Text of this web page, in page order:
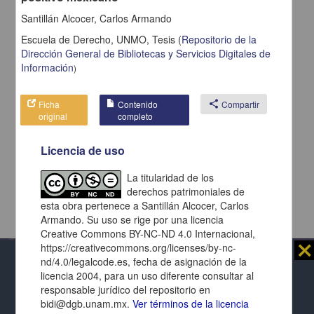
Al usar este repositorio estás aceptando sus
términos y condiciones de uso, y te obligas a
respetar los derechos expresados en laslicencias
⨯
Repositorio Institucional de la
Santillán Alcocer, Carlos Armando
Escuela de Derecho, UNMO, Tesis (Repositorio de la
Dirección General de Bibliotecas y Servicios Digitales de
Información)
Ficha
original
Contenido
completo
share Compartir
Licencia de uso
La titularidad de los
derechos patrimoniales de
esta obra pertenece a Santillán Alcocer, Carlos
Armando. Su uso se rige por una licencia
Creative Commons BY-NC-ND 4.0 Internacional,
https://creativecommons.org/licenses/by-nc-
nd/4.0/legalcode.es, fecha de asignación de la
licencia 2004, para un uso diferente consultar al
responsable jurídico del repositorio en
bidi@dgb.unam.mx.Ver términos de la licencia